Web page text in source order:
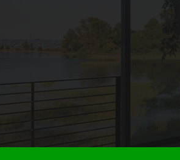
Để giảm thiểu rủi ro, các...
Dụng Mã CAS Hiệu